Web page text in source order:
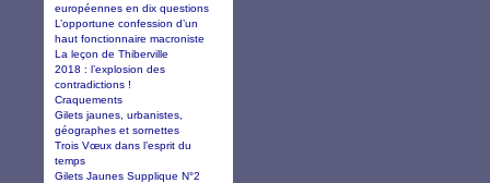
européennes en dix questions
L’opportune confession d’un
haut fonctionnaire macroniste
La leçon de Thiberville
2018 : l’explosion des
contradictions !
Craquements
Gilets jaunes, urbanistes,
géographes et sornettes
Trois Vœux dans l’esprit du
temps
Gilets Jaunes Supplique N°2